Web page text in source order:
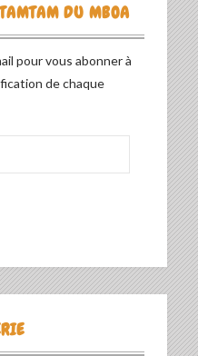
DU MBOA
pour vous abonner à
de chaque